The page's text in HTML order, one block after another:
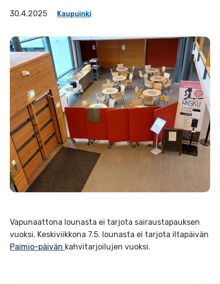
30.4.2025 Kaupuinki
Vapunaattona lounasta ei tarjota sairaustapauksen
vuoksi. Keskiviikkona 7.5. lounasta ei tarjota iltapäivän
Paimio-päivän kahvitarjoilujen vuoksi.